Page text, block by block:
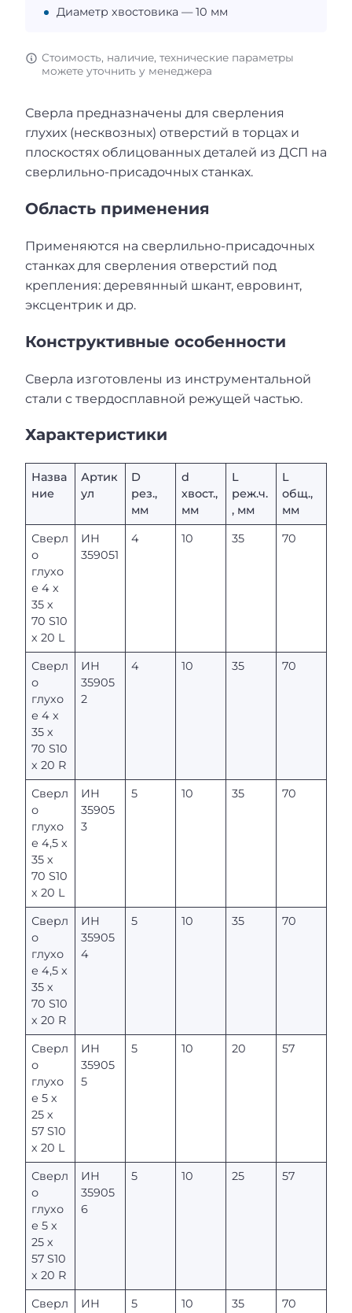
Диаметр хвостовика — 10 мм
Стоимость, наличие, технические параметры
можете уточнить у менеджера
Сверла предназначены для сверления
глухих (несквозных) отверстий в торцах и
плоскостях облицованных деталей из ДСП на
сверлильно-присадочных станках.
Область применения
Применяются на сверлильно-присадочных
станках для сверления отверстий под
крепления: деревянный шкант, евровинт,
эксцентрик и др.
Конструктивные особенности
Сверла изготовлены из инструментальной
стали с твердосплавной режущей частью.
Характеристики
Назва
ние
Артик
ул
D
рез.,
мм
d
хвост.,
мм
L
реж.ч.
, мм
L
общ.,
мм
Сверл
о
глухо
е 4 x
35 х
70 S10
х 20 L
ИН
359051
4 10 35 70
Сверл
о
глухо
е 4 x
35 х
70 S10
х 20 R
ИН
35905
2
4 10 35 70
Сверл
о
глухо
е 4,5 x
35 х
70 S10
х 20 L
ИН
35905
3
5 10 35 70
Сверл
о
глухо
е 4,5 x
35 х
70 S10
х 20 R
ИН
35905
4
5 10 35 70
Сверл
о
глухо
е 5 х
25 х
57 S10
х 20 L
ИН
35905
5
5 10 20 57
Сверл
о
глухо
е 5 х
25 х
57 S10
х 20 R
ИН
35905
6
5 10 25 57
Сверл
ИН
5 10 35 70